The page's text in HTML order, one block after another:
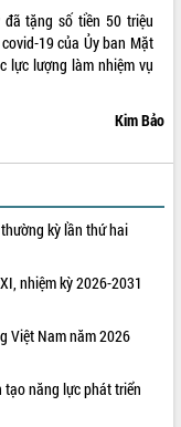
đã tặng số tiền 50 triệu
19 của Ủy ban Mặt
lực lượng làm nhiệm vụ
Kim Bảo
kỳ lần thứ hai
nhiệm kỳ 2026-2031
Việt Nam năm 2026
tạo năng lực phát triển